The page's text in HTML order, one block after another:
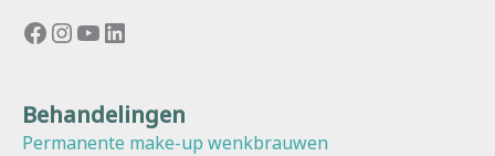
Facebook
Instagram
YouTube
LinkedIn
Behandelingen
Permanente make-up wenkbrauwen